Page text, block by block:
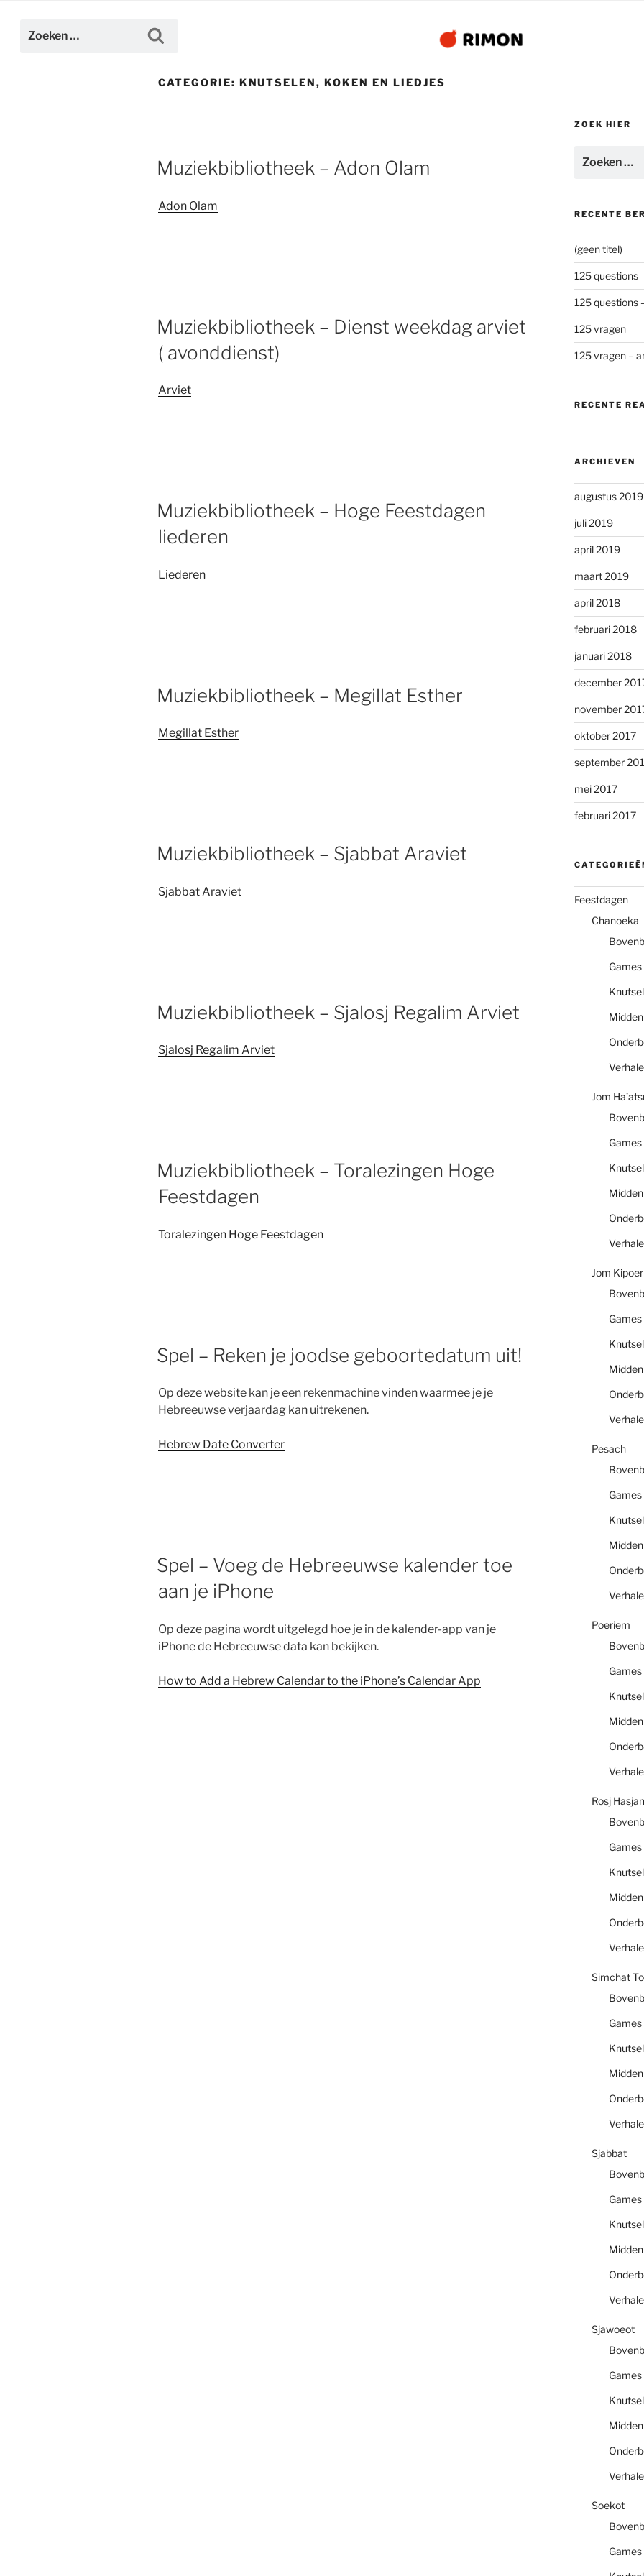
CATEGORIE: KNUTSELEN, KOKEN EN LIEDJES
Muziekbibliotheek – Adon Olam
Adon Olam
Muziekbibliotheek – Dienst weekdag arviet
( avonddienst)
Arviet
Muziekbibliotheek – Hoge Feestdagen
liederen
Liederen
Muziekbibliotheek – Megillat Esther
Megillat Esther
Muziekbibliotheek – Sjabbat Araviet
Sjabbat Araviet
Muziekbibliotheek – Sjalosj Regalim Arviet
Sjalosj Regalim Arviet
Muziekbibliotheek – Toralezingen Hoge
Feestdagen
Toralezingen Hoge Feestdagen
Spel – Reken je joodse geboortedatum uit!
Op deze website kan je een rekenmachine vinden waarmee je je
Hebreeuwse verjaardag kan uitrekenen.
Hebrew Date Converter
Spel – Voeg de Hebreeuwse kalender toe
aan je iPhone
Op deze pagina wordt uitgelegd hoe je in de kalender-app van je
iPhone de Hebreeuwse data kan bekijken.
How to Add a Hebrew Calendar to the iPhone’s Calendar App
ZOEK HIER
naar:
RECENTE
(geen titel)
125 questions
125 questions
125 vragen
125 vragen –
RECENTE
ARCHIEVEN
augustus 2019
juli 2019
april 2019
maart 2019
april 2018
februari 2018
januari 2018
december
november
oktober 2017
september
mei 2017
februari 2017
Feestdagen
Chanoeka
Games
Jom
Games
Jom Kipoer
Games
Pesach
Games
Poeriem
Games
Rosj
Games
Simchat
Games
Sjabbat
Games
Sjawoeot
Games
Soekot
Games